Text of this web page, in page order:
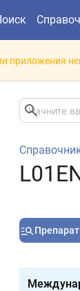
приложения